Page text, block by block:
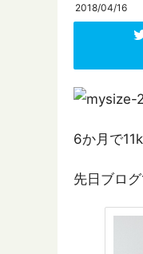
2018/04/16
6か月で
先日ブロ